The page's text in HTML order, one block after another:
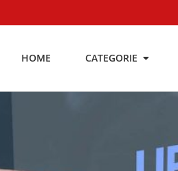
HOME CATEGORIE